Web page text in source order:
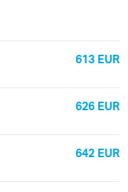
613 EUR
626 EUR
642 EUR